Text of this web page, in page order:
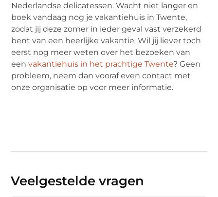
Nederlandse delicatessen. Wacht niet langer en
boek vandaag nog je vakantiehuis in Twente,
zodat jij deze zomer in ieder geval vast verzekerd
bent van een heerlijke vakantie. Wil jij liever toch
eerst nog meer weten over het bezoeken van
een vakantiehuis in het prachtige Twente? Geen
probleem, neem dan vooraf even contact met
onze organisatie op voor meer informatie.
Veelgestelde vragen